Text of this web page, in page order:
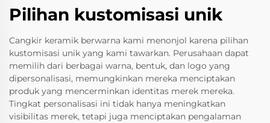
Pilihan kustomisasi unik
Cangkir keramik berwarna kami menonjol karena pilihan
kustomisasi unik yang kami tawarkan. Perusahaan dapat
memilih dari berbagai warna, bentuk, dan logo yang
dipersonalisasi, memungkinkan mereka menciptakan
produk yang mencerminkan identitas merek mereka.
Tingkat personalisasi ini tidak hanya meningkatkan
visibilitas merek, tetapi juga menciptakan pengalaman